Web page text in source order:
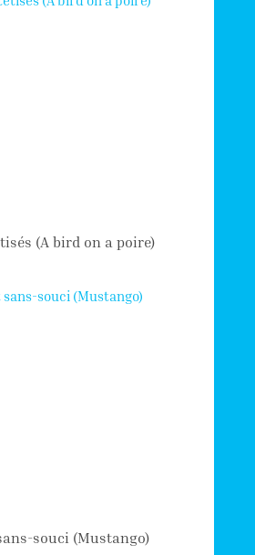
(A bird on a poire)
souci (Mustango)